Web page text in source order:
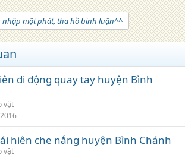
một phát, tha hồ bình luận^^
di động quay tay huyện Bình
vặt
hiên che nắng huyện Bình Chánh
vặt